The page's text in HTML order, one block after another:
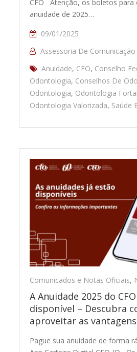
CFO Atenção, os boletos para
anuidade de 2025…
09/01/2025
Assessoria De Comunicação
Anuidade, CFO, Conselho
Odontologia, Conselhos De
Odontologia, Odontologia
Odontologia Valorizada, Saúde
Comunicados e Notas Oficiais,
A Anuidade 2025 do
disponível – Descubra
aproveitar as vantagens
Pague sua anuidade de forma